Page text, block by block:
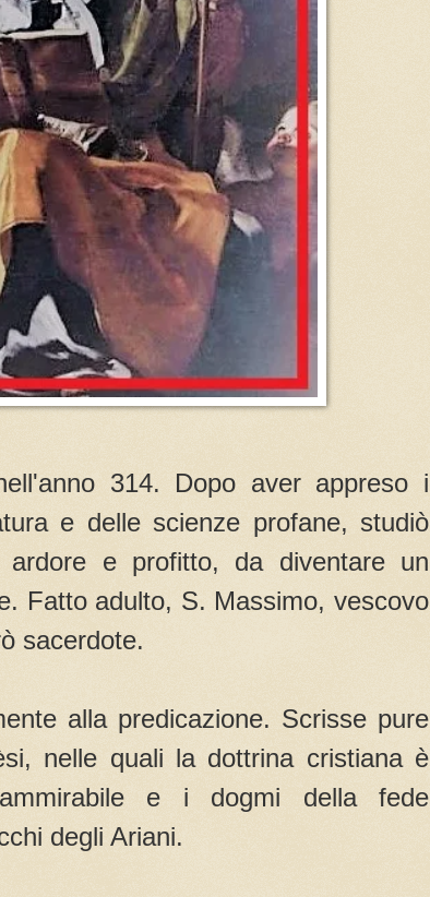
314. Dopo aver appreso i
e delle scienze profane, studiò
e profitto, da diventare un
Fatto adulto, S. Massimo, vescovo
sacerdote.
alla predicazione. Scrisse pure
nelle quali la dottrina cristiana è
e i dogmi della fede
degli Ariani.